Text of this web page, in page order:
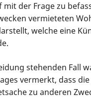
der Frage zu
vermieteten
welche eine
stehenden Fall
vermerkt, dass
zu anderen